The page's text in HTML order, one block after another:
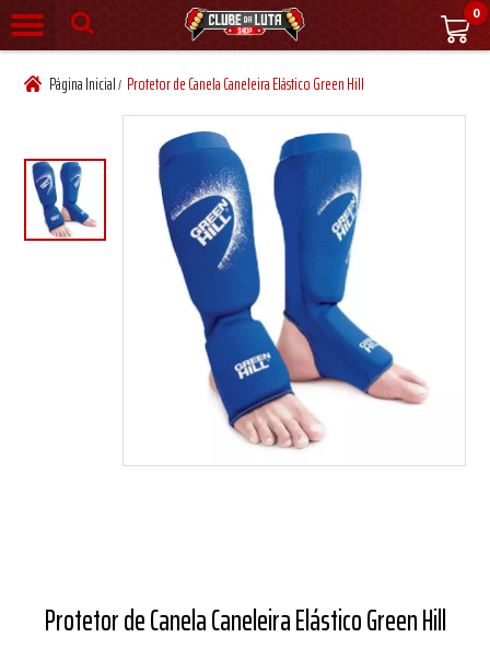
0
Página Inicial/ Protetor de Canela Caneleira Elástico Green Hill
Protetor de Canela Caneleira Elástico Green Hill